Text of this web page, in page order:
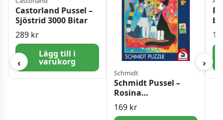
‹
Castorland Pussel –
Sjöstrid 3000 Bitar
289 kr
Lägg till i
varukorg
Schmidt
Schmidt Pussel –
Rosina
Wachtmeister: Glad
Kattfamilj 1000 bitar
169 kr
›